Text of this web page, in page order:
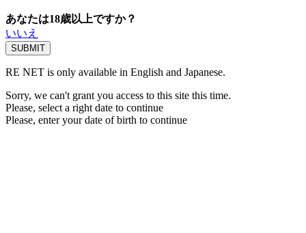
あなたは18歳以上ですか？
いいえ
RE NET is only available in English and Japanese.
Sorry, we can't grant you access to this site this time.
Please, select a right date to continue
Please, enter your date of birth to continue